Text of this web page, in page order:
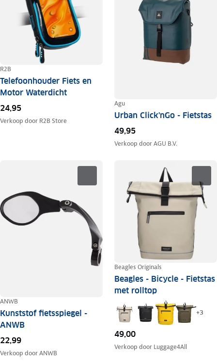
R2B
Telefoonhouder Fiets en
Motor Waterdicht
24,95
Verkoop door R2B Store
Agu
Urban Click'nGo - Fietstas
49,95
Verkoop doorAGU B.V.
ANWB
Kunststof fietsspiegel -
ANWB
22,99
Verkoop doorANWB
Beagles Originals
Beagles - Bicycle - Fietstas
met rolltop
+3
49,00
Verkoop door Luggage4All